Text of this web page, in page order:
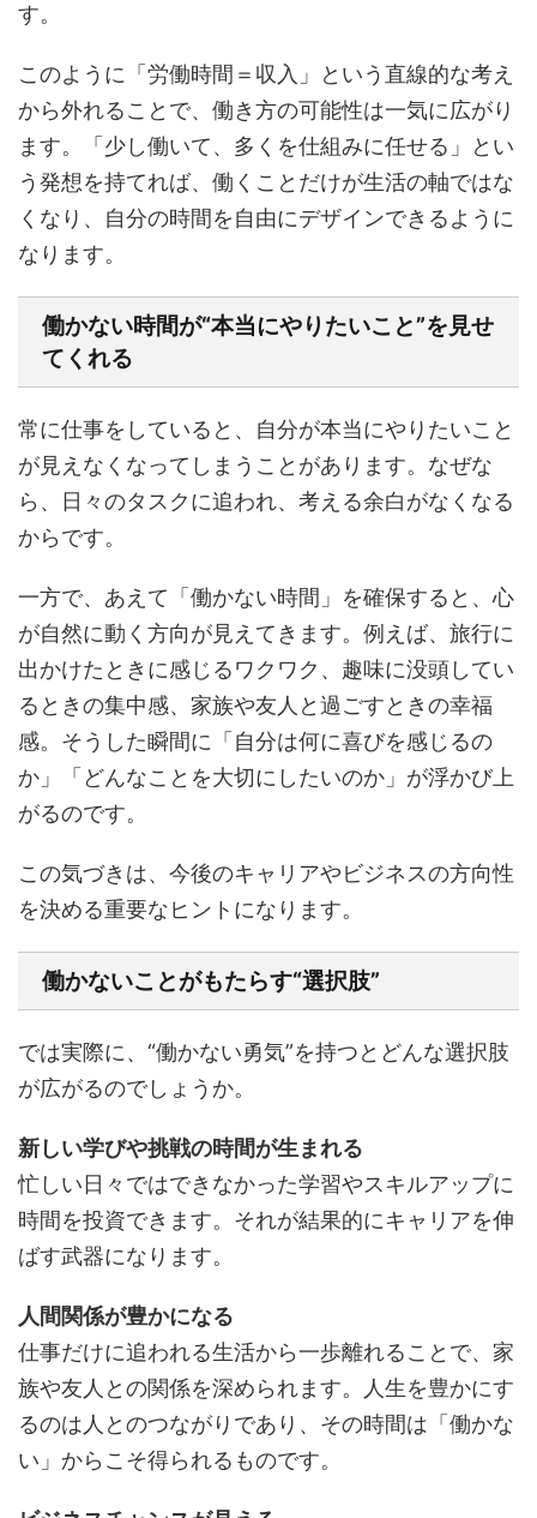
す。
このように「労働時間＝収入」という直線的な考え
から外れることで、働き方の可能性は一気に広がり
ます。「少し働いて、多くを仕組みに任せる」とい
う発想を持てれば、働くことだけが生活の軸ではな
くなり、自分の時間を自由にデザインできるように
なります。
働かない時間が“本当にやりたいこと”を見せ
てくれる
常に仕事をしていると、自分が本当にやりたいこと
が見えなくなってしまうことがあります。なぜな
ら、日々のタスクに追われ、考える余白がなくなる
からです。
一方で、あえて「働かない時間」を確保すると、心
が自然に動く方向が見えてきます。例えば、旅行に
出かけたときに感じるワクワク、趣味に没頭してい
るときの集中感、家族や友人と過ごすときの幸福
感。そうした瞬間に「自分は何に喜びを感じるの
か」「どんなことを大切にしたいのか」が浮かび上
がるのです。
この気づきは、今後のキャリアやビジネスの方向性
を決める重要なヒントになります。
働かないことがもたらす“選択肢”
では実際に、“働かない勇気”を持つとどんな選択肢
が広がるのでしょうか。
新しい学びや挑戦の時間が生まれる
忙しい日々ではできなかった学習やスキルアップに
時間を投資できます。それが結果的にキャリアを伸
ばす武器になります。
人間関係が豊かになる
仕事だけに追われる生活から一歩離れることで、家
族や友人との関係を深められます。人生を豊かにす
るのは人とのつながりであり、その時間は「働かな
い」からこそ得られるものです。